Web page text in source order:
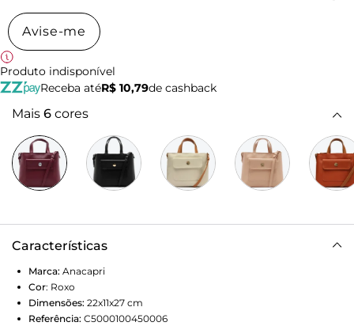
Avise-me
Produto indisponível
Receba atéR$ 10,79de cashback
Mais 6 cores
Características
Marca: Anacapri
Cor: Roxo
Dimensões: 22x11x27 cm
Referência: C5000100450006